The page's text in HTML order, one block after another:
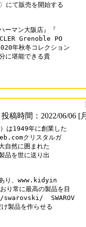
にて販売を開始する
ーマン大阪店』『
Grenoble PO
年秋冬コレクション
に堪能できる貴
投稿時間：2022/06/06 [
は1949年に創業した
クリスタルガ
自然に囲まれた
品を世に送り出
あり、www.kidyin
常に最高の製品を目
swarovski/  SWAROV
製品を作らせる